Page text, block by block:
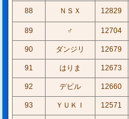
88
ＮＳＸ 12829
89
♂ 12704
90 ダンジリ 12679
91 はりま 12673
92 デビル 12660
93 ＹＵＫＩ 12571